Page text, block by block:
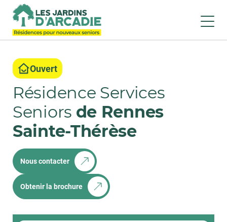
Ouvert
Résidence Services
Seniors de Rennes
Sainte-Thérèse
Obtenir la brochure
Nous contacter